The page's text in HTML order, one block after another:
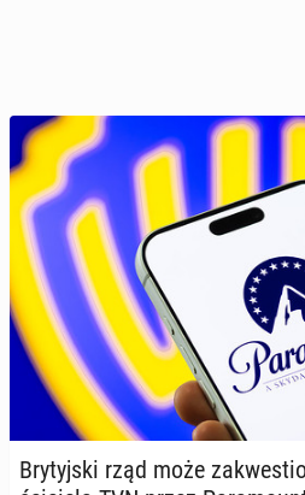
Bry­tyj­ski rząd może